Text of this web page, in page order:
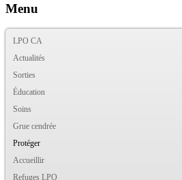
Menu
LPO CA
Actualités
Sorties
Éducation
Soins
Grue cendrée
Protéger
Accueillir
Refuges LPO